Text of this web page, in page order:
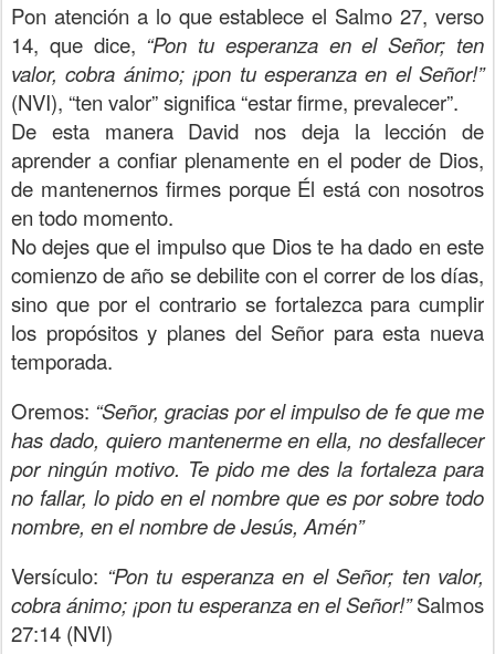
Pon atención a lo que establece el Salmo 27, verso
14, que dice, “Pon tu esperanza en el Señor; ten
valor, cobra ánimo; ¡pon tu esperanza en el Señor!”
(NVI), “ten valor” significa “estar firme, prevalecer”.
De esta manera David nos deja la lección de
aprender a confiar plenamente en el poder de Dios,
de mantenernos firmes porque Él está con nosotros
en todo momento.
No dejes que el impulso que Dios te ha dado en este
comienzo de año se debilite con el correr de los días,
sino que por el contrario se fortalezca para cumplir
los propósitos y planes del Señor para esta nueva
temporada.
Oremos: “Señor, gracias por el impulso de fe que me
has dado, quiero mantenerme en ella, no desfallecer
por ningún motivo. Te pido me des la fortaleza para
no fallar, lo pido en el nombre que es por sobre todo
nombre, en el nombre de Jesús, Amén”
Versículo: “Pon tu esperanza en el Señor; ten valor,
cobra ánimo; ¡pon tu esperanza en el Señor!” Salmos
27:14 (NVI)